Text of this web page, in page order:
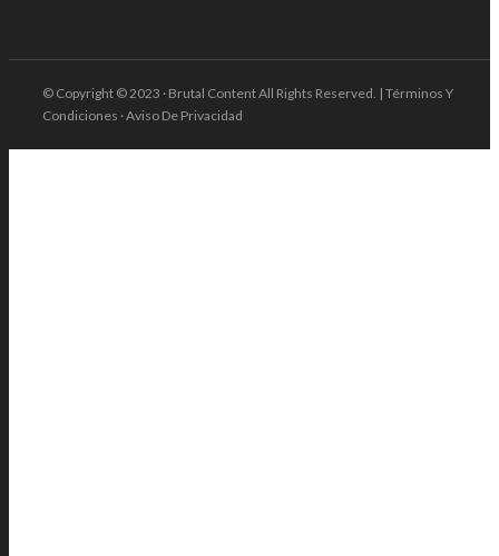
© Copyright © 2023 · Brutal Content All Rights Reserved. | Términos Y
Condiciones · Aviso De Privacidad